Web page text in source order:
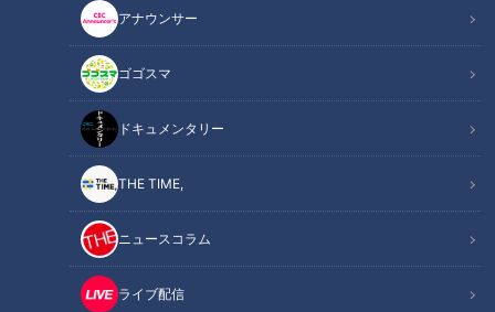
アナウンサー
ゴゴスマ
ドキュメンタリー
THE TIME,
ニュースコラム
ライブ配信